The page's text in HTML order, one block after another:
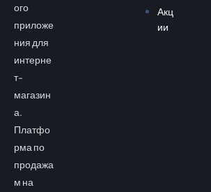
ого
приложе
ния для
интерне
т-
магазин
а.
Платфо
рма по
продажа
м на
Акц
ии